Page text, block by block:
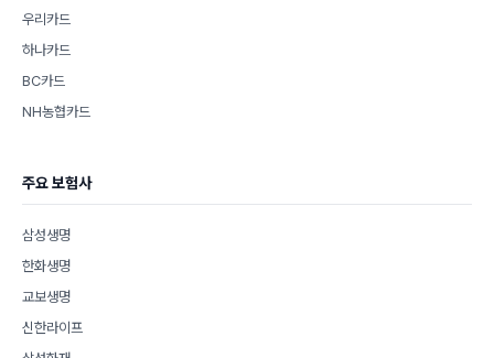
우리카드
하나카드
BC카드
NH농협카드
주요 보험사
삼성생명
한화생명
교보생명
신한라이프